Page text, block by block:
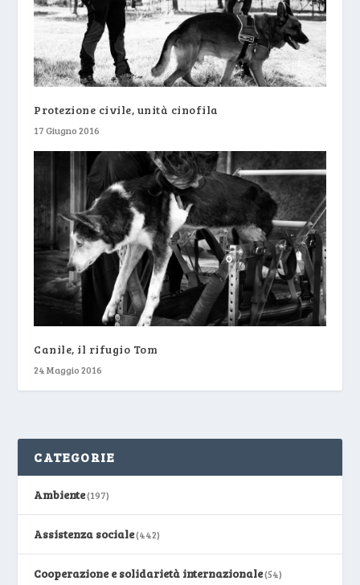
Protezione civile, unità cinofila
17 Giugno 2016
Canile, il rifugio Tom
24 Maggio 2016
CATEGORIE
Ambiente(197)
Assistenza sociale(442)
Cooperazione e solidarietà internazionale(54)